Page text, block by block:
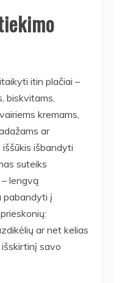
itin plačiai –
biskvitams,
kremams,
ar
išbandyti
suteiks
lengvą
pabandyti į
ar net kelias
savo